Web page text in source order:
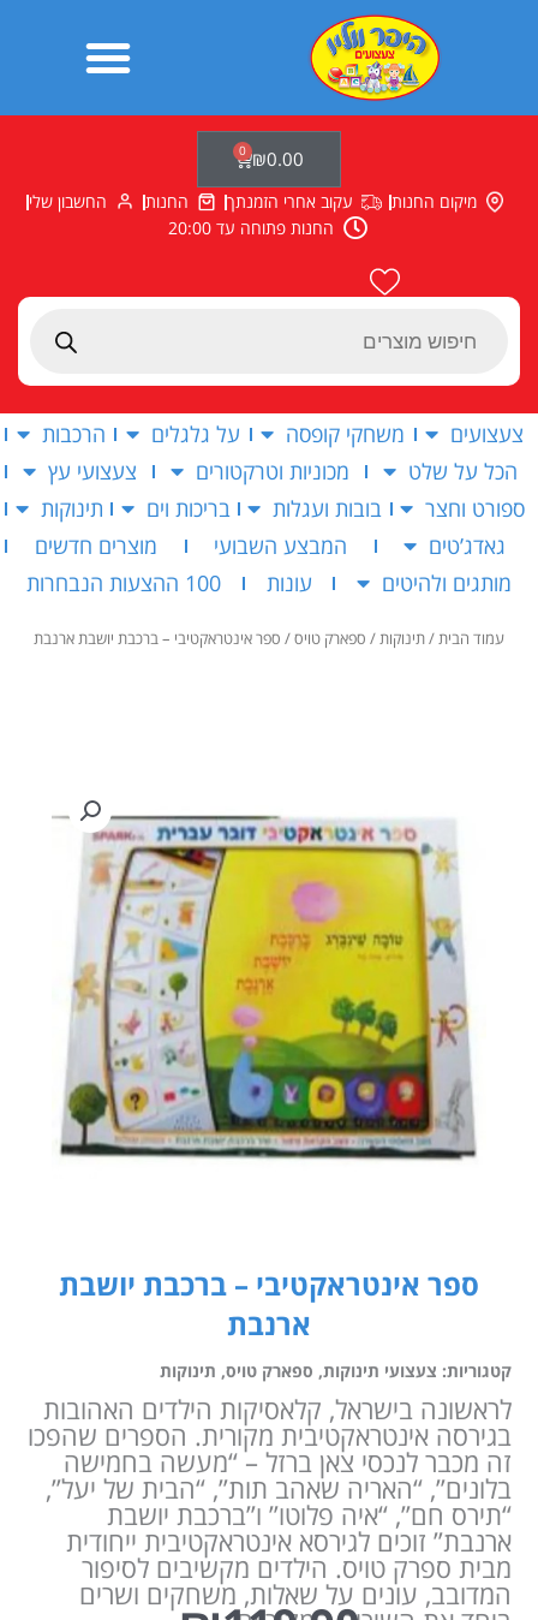
Products
₪0.00
0
עגלת
קניות
מיקום החנות עקוב אחרי הזמנתך החנות
החשבון שלי
החנות פתוחה עד 20:00
צעצועים משחקי קופסה על גלגלים
הרכבות
הכל על שלט
מכוניות וטרקטורים
צעצועי עץ
ספורט וחצר
בובות ועגלות בריכות וים
תינוקות
גאדג’טים
המבצע השבועי
מוצרים חדשים
מותגים ולהיטים
עונות 100 ההצעות הנבחרות
עמוד הבית/תינוקות/ ספארק טויס/ ספר אינטראקטיבי – ברכבת יושבת ארנבת
ספר אינטראקטיבי – ברכבת יושבת
ארנבת
קטגוריות: צעצועי תינוקות, ספארק טויס, תינוקות
לראשונה בישראל, קלאסיקות הילדים האהובות
בגירסה אינטראקטיבית מקורית. הספרים שהפכו
זה מכבר לנכסי צאן ברזל – “מעשה בחמישה
בלונים”, “האריה שאהב תות”, “הבית של יעל”,
“תירס חם”, “איה פלוטו” ו”ברכבת יושבת
ארנבת” זוכים לגירסא אינטראקטיבית ייחודית
מבית ספרק טויס. הילדים מקשיבים לסיפור
המדובב, עונים על שאלות, משחקים ושרים